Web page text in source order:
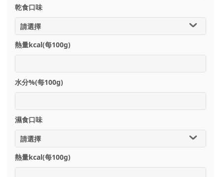
乾食口味
熱量kcal(每100g)
水分%(每100g)
濕食口味
熱量kcal(每100g)